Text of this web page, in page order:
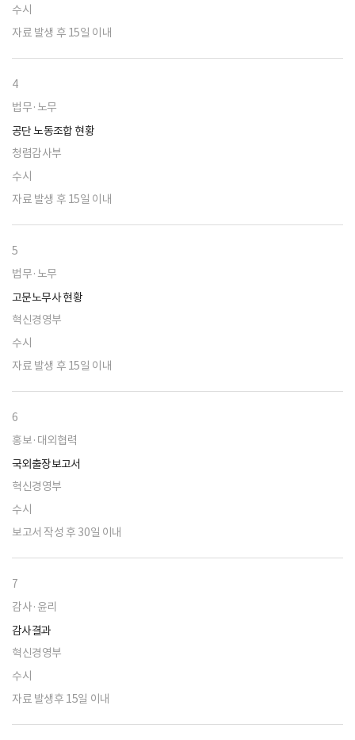
수시
자료 발생 후 15일 이내
4
법무·노무
공단 노동조합 현황
청렴감사부
수시
자료 발생 후 15일 이내
5
법무·노무
고문노무사 현황
혁신경영부
수시
자료 발생 후 15일 이내
6
홍보·대외협력
국외출장보고서
혁신경영부
수시
보고서 작성 후 30일 이내
7
감사·윤리
감사결과
혁신경영부
수시
자료 발생후 15일 이내